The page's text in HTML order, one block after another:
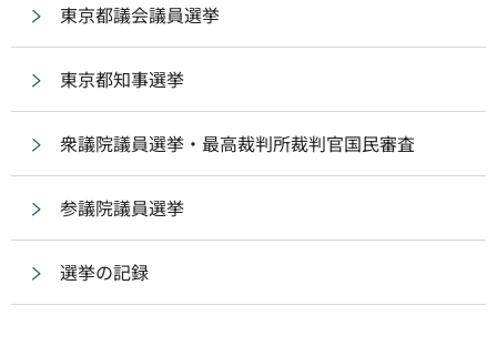
東京都議会議員選挙
東京都知事選挙
衆議院議員選挙・最高裁判所裁判官国民審査
参議院議員選挙
選挙の記録